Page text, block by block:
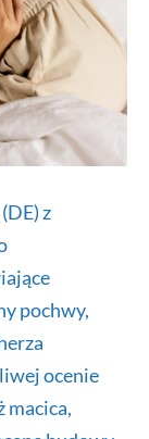
z
pochwy,
ocenie
macica,